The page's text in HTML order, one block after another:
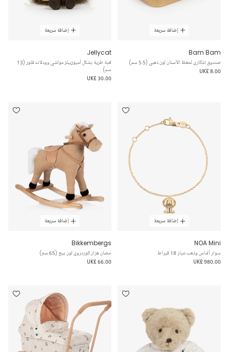
إضافة سريعة
Bam Bam
صندوق تذكاري لحفظ الأسنان لون ذهبي (5.5 سم)
UK£ 8.00
إضافة سريعة
Jellycat
لعبة طرية بشكل أميوزيبلز مولشي وودلاند فلور (13
سم)
UK£ 30.00
إضافة سريعة
NOA Mini
سوار ألماس وذهب عيار 18 قيراط
UK£ 980.00
إضافة سريعة
Bikkembergs
حصان هزاز كوردروي لون بيج (65 سم)
UK£ 66.00